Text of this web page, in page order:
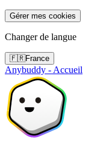
Gérer mes cookies
Changer de langue
🇫🇷France
Anybuddy - Accueil